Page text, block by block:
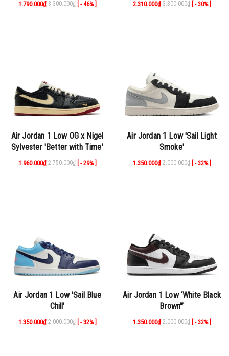
1.790.000₫ 3.300.000₫ [ - 46% ] 2.310.000₫ 3.300.000₫ [ - 30% ]
Air Jordan 1 Low OG x Nigel
Sylvester 'Better with Time'
1.960.000₫ 2.750.000₫ [ - 29% ]
Air Jordan 1 Low 'Sail Light
Smoke'
1.350.000₫ 2.000.000₫ [ - 32% ]
Air Jordan 1 Low 'Sail Blue
Chill'
1.350.000₫ 2.000.000₫ [ - 32% ]
Air Jordan 1 Low ‘White Black
Brown"’
1.350.000₫ 2.000.000₫ [ - 32% ]